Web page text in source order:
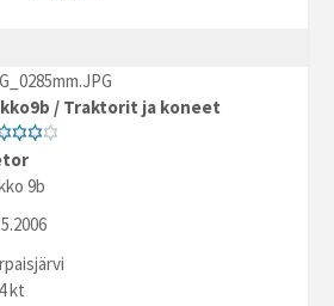
/ Traktorit ja koneet
9b
kt